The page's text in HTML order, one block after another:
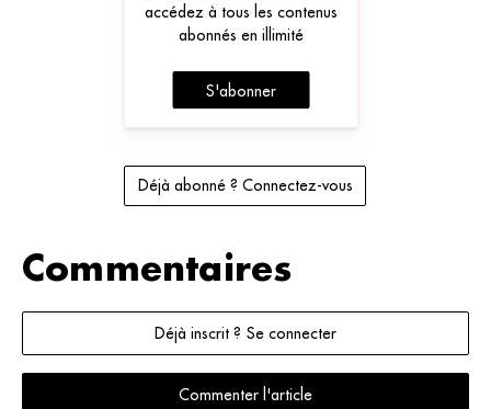
accédez à tous les contenus
abonnés en illimité
S'abonner
Déjà abonné ? Connectez-vous
Commentaires
Déjà inscrit ? Se connecter
Commenter l'article